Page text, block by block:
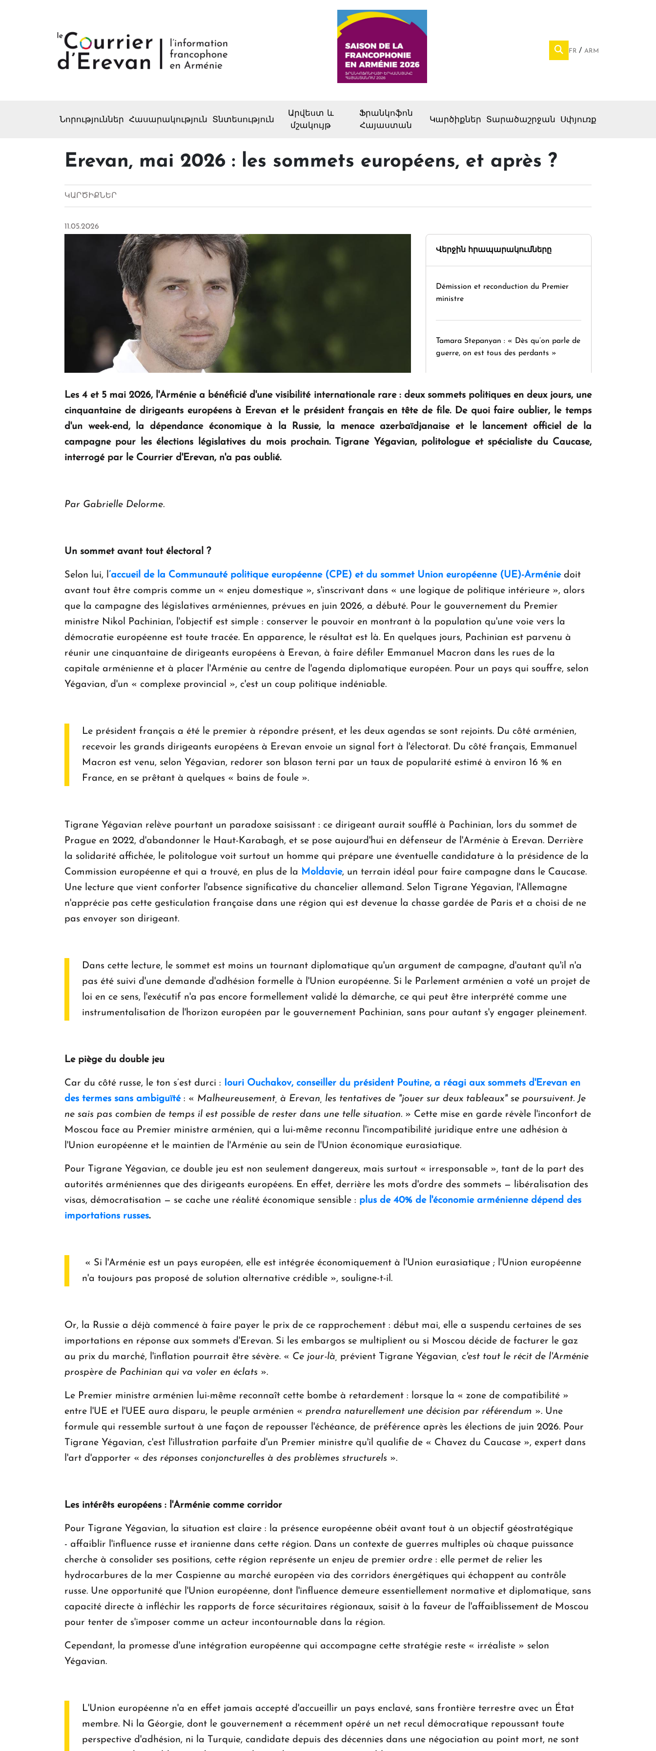
FR ARM
Նորություններ Հասարակություն Տնտեսություն
Արվեստ և
մշակույթ
Ֆրանկոֆոն
Հայաստան
Կարծիքներ Տարածաշրջան Սփյուռք
Erevan, mai 2026 : les sommets européens, et après ?
ԿԱՐԾԻՔՆԵՐ
11.05.2026
Վերջին հրապարակումները
Démission et reconduction du Premier
ministre
Tamara Stepanyan : « Dès qu’on parle de
guerre, on est tous des perdants »
" Tant qu'il n'existe pas d'alternative
concrète, la question d'un référendum ne
se pose pas. "
Les 4 et 5 mai 2026, l'Arménie a bénéficié d'une visibilité internationale rare : deux sommets politiques en deux jours, une
cinquantaine de dirigeants européens à Erevan et le président français en tête de file. De quoi faire oublier, le temps
d'un week-end, la dépendance économique à la Russie, la menace azerbaïdjanaise et le lancement officiel de la
campagne pour les élections législatives du mois prochain. Tigrane Yégavian, politologue et spécialiste du Caucase,
interrogé par le Courrier d'Erevan, n'a pas oublié.
Par Gabrielle Delorme.
Un sommet avant tout électoral ?
Selon lui, l’accueil de la Communauté politique européenne (CPE) et du sommet Union européenne (UE)-Arméniedoit
avant tout être compris comme un « enjeu domestique », s'inscrivant dans « une logique de politique intérieure », alors
que la campagne des législatives arméniennes, prévues en juin 2026, a débuté. Pour le gouvernement du Premier
ministre Nikol Pachinian, l'objectif est simple : conserver le pouvoir en montrant à la population qu'une voie vers la
démocratie européenne est toute tracée. En apparence, le résultat est là. En quelques jours, Pachinian est parvenu à
réunir une cinquantaine de dirigeants européens à Erevan, à faire défiler Emmanuel Macron dans les rues de la
capitale arménienne et à placer l'Arménie au centre de l'agenda diplomatique européen. Pour un pays qui souffre, selon
Yégavian, d'un « complexe provincial », c'est un coup politique indéniable.
Le président français a été le premier à répondre présent, et les deux agendas se sont rejoints. Du côté arménien,
recevoir les grands dirigeants européens à Erevan envoie un signal fort à l'électorat. Du côté français, Emmanuel
Macron est venu, selon Yégavian, redorer son blason terni par un taux de popularité estimé à environ 16 % en
France, en se prêtant à quelques « bains de foule ».
Tigrane Yégavian relève pourtant un paradoxe saisissant : ce dirigeant aurait soufflé à Pachinian, lors du sommet de
Prague en 2022, d'abandonner le Haut-Karabagh, et se pose aujourd'hui en défenseur de l'Arménie à Erevan. Derrière
la solidarité affichée, le politologue voit surtout un homme qui prépare une éventuelle candidature à la présidence de la
Commission européenne et qui a trouvé, en plus de la Moldavie, un terrain idéal pour faire campagne dans le Caucase.
Une lecture que vient conforter l'absence significative du chancelier allemand. Selon Tigrane Yégavian, l'Allemagne
n'apprécie pas cette gesticulation française dans une région qui est devenue la chasse gardée de Paris et a choisi de ne
pas envoyer son dirigeant.
Dans cette lecture, le sommet est moins un tournant diplomatique qu'un argument de campagne, d'autant qu'il n'a
pas été suivi d'une demande d'adhésion formelle à l'Union européenne. Si le Parlement arménien a voté un projet de
loi en ce sens, l'exécutif n'a pas encore formellement validé la démarche, ce qui peut être interprété comme une
instrumentalisation de l'horizon européen par le gouvernement Pachinian, sans pour autant s'y engager pleinement.
Le piège du double jeu
Car du côté russe, le ton s’est durci : Iouri Ouchakov, conseiller du président Poutine, a réagi aux sommets d'Erevan en
des termes sans ambiguïté : « Malheureusement, à Erevan, les tentatives de "jouer sur deux tableaux" se poursuivent. Je
ne sais pas combien de temps il est possible de rester dans une telle situation. » Cette mise en garde révèle l'inconfort de
Moscou face au Premier ministre arménien, qui a lui-même reconnu l'incompatibilité juridique entre une adhésion à
l'Union européenne et le maintien de l'Arménie au sein de l'Union économique eurasiatique.
Pour Tigrane Yégavian, ce double jeu est non seulement dangereux, mais surtout « irresponsable », tant de la part des
autorités arméniennes que des dirigeants européens. En effet, derrière les mots d'ordre des sommets — libéralisation des
visas, démocratisation — se cache une réalité économique sensible : plus de 40% de l'économie arménienne dépend des
importations russes.
« Si l'Arménie est un pays européen, elle est intégrée économiquement à l'Union eurasiatique ; l'Union européenne
n'a toujours pas proposé de solution alternative crédible », souligne-t-il.
Or, la Russie a déjà commencé à faire payer le prix de ce rapprochement : début mai, elle a suspendu certaines de ses
importations en réponse aux sommets d'Erevan. Si les embargos se multiplient ou si Moscou décide de facturer le gaz
au prix du marché, l'inflation pourrait être sévère. « Ce jour-là, prévient Tigrane Yégavian, c'est tout le récit de l'Arménie
prospère de Pachinian qui va voler en éclats ».
Le Premier ministre arménien lui-même reconnaît cette bombe à retardement : lorsque la « zone de compatibilité »
entre l'UE et l'UEE aura disparu, le peuple arménien « prendra naturellement une décision par référendum ». Une
formule qui ressemble surtout à une façon de repousser l'échéance, de préférence après les élections de juin 2026. Pour
Tigrane Yégavian, c'est l'illustration parfaite d'un Premier ministre qu'il qualifie de « Chavez du Caucase », expert dans
l'art d'apporter « des réponses conjoncturelles à des problèmes structurels ».
Les intérêts européens : l'Arménie comme corridor
Pour Tigrane Yégavian, la situation est claire : la présence européenne obéit avant tout à un objectif géostratégique
- affaiblir l'influence russe et iranienne dans cette région. Dans un contexte de guerres multiples où chaque puissance
cherche à consolider ses positions, cette région représente un enjeu de premier ordre : elle permet de relier les
hydrocarbures de la mer Caspienne au marché européen via des corridors énergétiques qui échappent au contrôle
russe. Une opportunité que l'Union européenne, dont l'influence demeure essentiellement normative et diplomatique, sans
capacité directe à infléchir les rapports de force sécuritaires régionaux, saisit à la faveur de l'affaiblissement de Moscou
pour tenter de s'imposer comme un acteur incontournable dans la région.
Cependant, la promesse d'une intégration européenne qui accompagne cette stratégie reste « irréaliste » selon
Yégavian.
L'Union européenne n'a en effet jamais accepté d'accueillir un pays enclavé, sans frontière terrestre avec un État
membre. Ni la Géorgie, dont le gouvernement a récemment opéré un net recul démocratique repoussant toute
perspective d'adhésion, ni la Turquie, candidate depuis des décennies dans une négociation au point mort, ne sont